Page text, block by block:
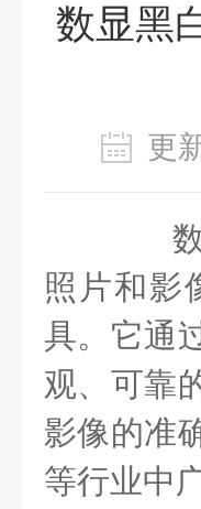
数显黑
更
数
照片和影
具。它通
观、可靠
影像的准
等行业中